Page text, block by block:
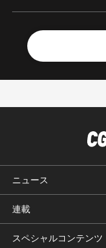
ニュース
連載
スペシャルコンテンツ